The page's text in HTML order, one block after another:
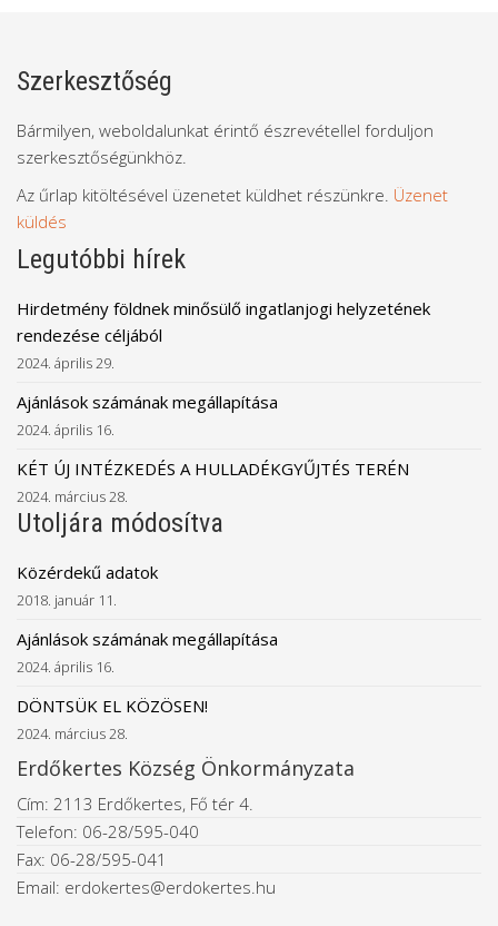
Szerkesztőség
Bármilyen, weboldalunkat érintő észrevétellel forduljon
szerkesztőségünkhöz.
Az űrlap kitöltésével üzenetet küldhet részünkre. Üzenet
küldés
Legutóbbi hírek
Hirdetmény földnek minősülő ingatlanjogi helyzetének
rendezése céljából
2024. április 29.
Ajánlások számának megállapítása
2024. április 16.
KÉT ÚJ INTÉZKEDÉS A HULLADÉKGYŰJTÉS TERÉN
2024. március 28.
Utoljára módosítva
Közérdekű adatok
2018. január 11.
Ajánlások számának megállapítása
2024. április 16.
DÖNTSÜK EL KÖZÖSEN!
2024. március 28.
Erdőkertes Község Önkormányzata
Cím: 2113 Erdőkertes, Fő tér 4.
Telefon: 06-28/595-040
Fax: 06-28/595-041
Email: erdokertes@erdokertes.hu